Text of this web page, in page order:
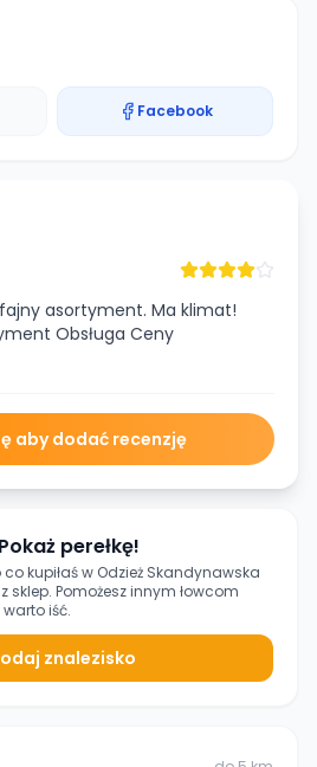
Facebook
asortyment. Ma klimat!
Obsługa Ceny
aby dodać recenzję
perełkę!
kupiłaś w Odzież Skandynawska
sklep. Pomożesz innym łowcom
iść.
znalezisko